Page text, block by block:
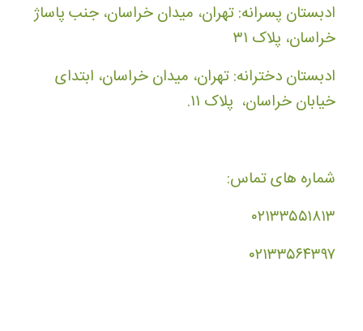
ادبستان پسرانه: تهران، میدان خراسان، جنب پاساژ
خراسان، پلاک ۳۱
ادبستان دخترانه: تهران، میدان خراسان، ابتدای
خیابان خراسان، پلاک ۱۱.
شماره های تماس:
۰۲۱۳۳۵۵۱۸۱۳
۰۲۱۳۳۵۶۴۳۹۷